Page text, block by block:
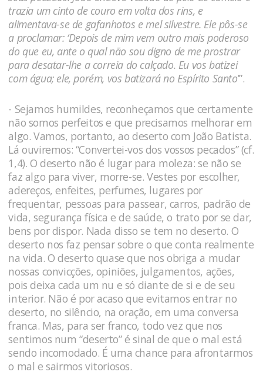
trazia um cinto de couro em volta dos rins, e
alimentava-se de gafanhotos e mel silvestre. Ele pôs-se
a proclamar: ‘Depois de mim vem outro mais poderoso
do que eu, ante o qual não sou digno de me prostrar
para desatar-lhe a correia do calçado. Eu vos batizei
com água; ele, porém, vos batizará no Espírito Santo’”.
- Sejamos humildes, reconheçamos que certamente
não somos perfeitos e que precisamos melhorar em
algo. Vamos, portanto, ao deserto com João Batista.
Lá ouviremos: “Convertei-vos dos vossos pecados” (cf.
1,4). O deserto não é lugar para moleza: se não se
faz algo para viver, morre-se. Vestes por escolher,
adereços, enfeites, perfumes, lugares por
frequentar, pessoas para passear, carros, padrão de
vida, segurança física e de saúde, o trato por se dar,
bens por dispor. Nada disso se tem no deserto. O
deserto nos faz pensar sobre o que conta realmente
na vida. O deserto quase que nos obriga a mudar
nossas convicções, opiniões, julgamentos, ações,
pois deixa cada um nu e só diante de si e de seu
interior. Não é por acaso que evitamos entrar no
deserto, no silêncio, na oração, em uma conversa
franca. Mas, para ser franco, todo vez que nos
sentimos num “deserto” é sinal de que o mal está
sendo incomodado. É uma chance para afrontarmos
o mal e sairmos vitoriosos.